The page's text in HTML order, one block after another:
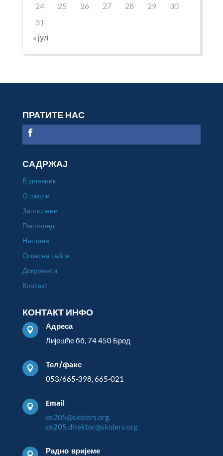
24
25 26 27 28 29
30
31
« јул
ПРАТИТЕ НАС
САДРЖАЈ
Е-дневник
О школи
Запослени
Распоред
Настава
Огласна табла
Документи
Контакт
КОНТАКТ ИНФО

Адреса
Лијешће бб, 74 450 Брод

Тел/факс
053/665-398, 665-021

Email
os205@skolers.org,
os205.direktor@skolers.org
Радно вријеме